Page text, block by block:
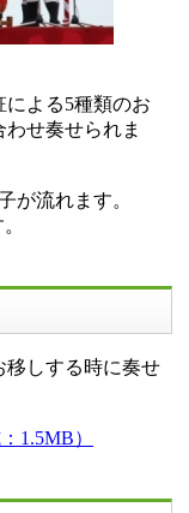
よる5種類のお
せ奏せられま
が流れます。
移しする時に奏せ
1.5MB）